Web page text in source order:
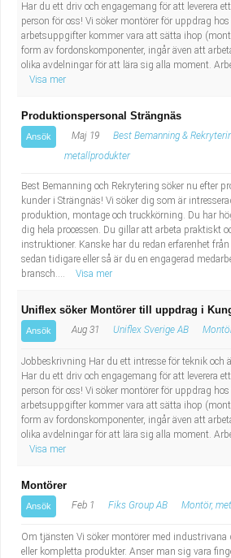
Har du ett driv och engagemang för att leverera
person för oss! Vi söker montörer för uppdrag
arbetsuppgifter kommer vara att sätta ihop
form av fordonskomponenter, ingår även att
olika avdelningar för att lära sig alla moment.
Visa mer
Produktionspersonal Strängnäs
Ansök Maj 19 Best Bemanning &
metallprodukter
Best Bemanning och Rekrytering söker nu efter
kunder i Strängnäs! Vi söker dig som är
produktion, montage och truckkörning. Du har
dig hela processen. Du gillar att arbeta praktiskt
instruktioner. Kanske har du redan erfarenhet
sedan tidigare eller så är du en engagerad
bransch....
Visa mer
Uniflex söker Montörer till uppdrag i
Ansök Aug 31 Uniflex Sverige AB
Jobbeskrivning Har du ett intresse för teknik och
Har du ett driv och engagemang för att leverera
person för oss! Vi söker montörer för uppdrag
arbetsuppgifter kommer vara att sätta ihop
form av fordonskomponenter, ingår även att
olika avdelningar för att lära sig alla moment.
Visa mer
Montörer
Ansök Feb 1 Fiks Group AB Montör,
Om tjänsten Vi söker montörer med industrivana
eller kompletta produkter. Anser man sig vara